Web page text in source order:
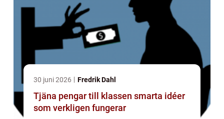
30 juni 2026 Fredrik Dahl
Tjäna pengar till klassen smarta idéer
som verkligen fungerar